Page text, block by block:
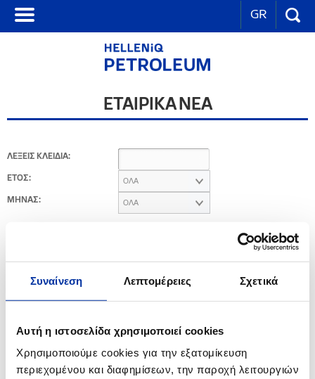
Συναίνεση Λεπτομέρειες Σχετικά
Αυτή η ιστοσελίδα χρησιμοποιεί cookies
Χρησιμοποιούμε cookies για την εξατομίκευση
περιεχομένου και διαφημίσεων, την παροχή λειτουργιών
GR
ΕΤΑΙΡΙΚΑ ΝΕΑ
ΛΕΞΕΙΣ ΚΛΕΙΔΙΑ:
ΕΤΟΣ: ΟΛΑ
ΜΗΝΑΣ: ΟΛΑ
2014
Ανακοίνωση για τις Βιομηχανικές Εγκαταστάσεις Ασπροπύργου
12.02.2014